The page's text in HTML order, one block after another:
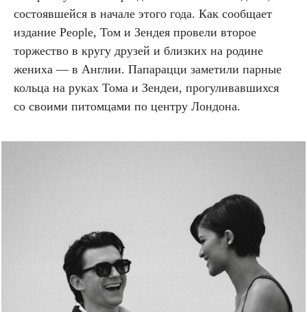
состоявшейся в начале этого года. Как сообщает
издание People, Том и Зендея провели второе
торжество в кругу друзей и близких на родине
жениха — в Англии. Папарацци заметили парные
кольца на руках Тома и Зендеи, прогуливавшихся
со своими питомцами по центру Лондона.